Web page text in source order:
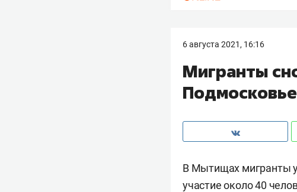
6 августа 2021, 16:16
Мигранты
Подмосковье
В Мытищах мигранты
участие около 40